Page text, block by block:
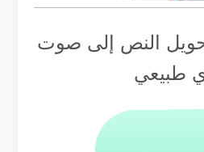
النص إلى صوت
طبيعي